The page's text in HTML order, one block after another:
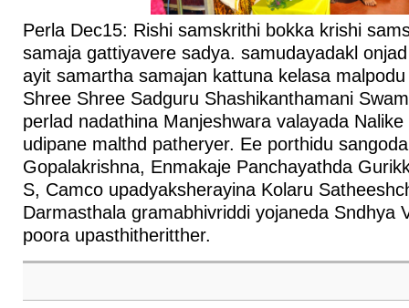
Perla Dec15: Rishi samskrithi bokka krishi
samaja gattiyavere sadya. samudayadakl
ayit samartha samajan kattuna kelasa
Shree Shree Sadguru Shashikanthamani
perlad nadathina Manjeshwara valayada
udipane malthd patheryer. Ee porthidu
Gopalakrishna, Enmakaje Panchayathda
S, Camco upadyaksherayina Kolaru
Darmasthala gramabhivriddi yojaneda Sndhya
poora upasthitheritther.